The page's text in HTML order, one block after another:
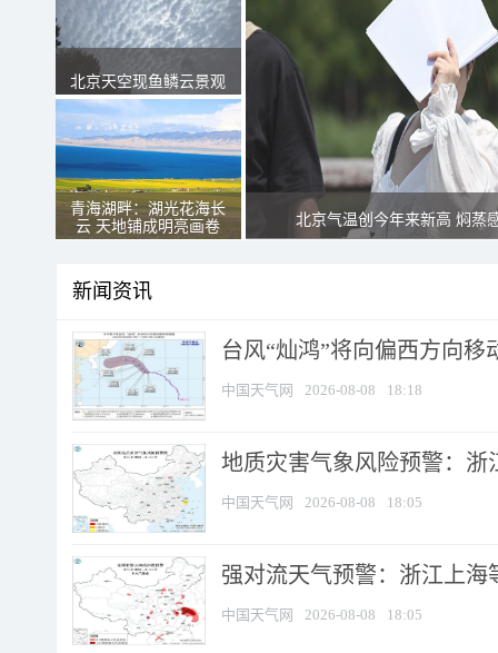
北京天空现鱼鳞云景观
青海湖畔：湖光花海长
云 天地铺成明亮画卷
北京气温创今年来新高 焖蒸
新闻资讯
台风“灿鸿”将向偏西方向移
中国天气网 2026-08-08 18:18
地质灾害气象风险预警：
中国天气网 2026-08-08 18:05
强对流天气预警：浙江上海
中国天气网 2026-08-08 18:05